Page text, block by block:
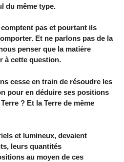
du même type.
pas et pourtant ils
Et ne parlons pas de la
penser que la matière
à cette question.
cesse en train de résoudre les
pour en déduire ses positions
? Et la Terre de même
et lumineux, devaient
leurs quantités
au moyen de ces